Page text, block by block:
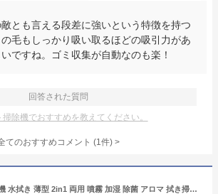
とも言える段差に強いという特徴を持つ
毛もしっかり吸い取るほどの吸引力があ
ですね。ゴミ収集が自動なのも楽！
回答された質問
除機でおすすめを教えてください。
てのおすすめコメント (1件) >
ロボット掃除機 水拭き 薄型 2in1 両用 噴霧 加湿 除菌 アロマ 拭き掃除 両用 マッピング機能 強力吸引 USB 充電 衝突防止 掃除機両対応 ペットの毛 自動掃除機 ロボットクリーナー お掃除ロボット 母の日 送料無料